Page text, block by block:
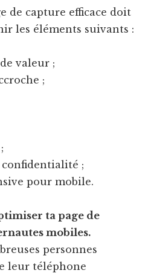
de capture efficace doit
les éléments suivants :
valeur ;
;
;
pour mobile.
ta page de
mobiles.
personnes
leur téléphone